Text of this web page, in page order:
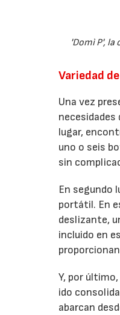
'Domì P',
Variedad
Una vez
lugar,
uno o seis
sin
En segundo
portátil. En
deslizante,
incluido en
Y, por
ido
abarcan